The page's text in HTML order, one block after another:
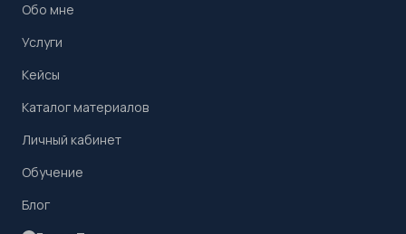
Обо мне
Услуги
Кейсы
Каталог материалов
Личный кабинет
Обучение
Блог